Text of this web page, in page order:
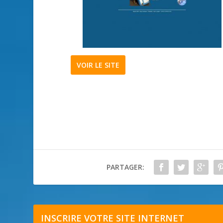
VOIR LE SITE
PARTAGER:
INSCRIRE VOTRE SITE INTERNET